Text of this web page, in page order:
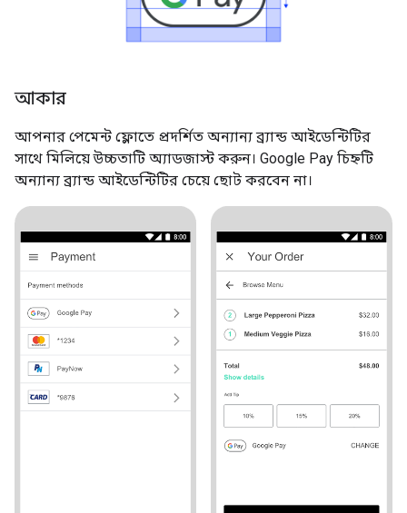
আকার
আপনার পেমেন্ট ফ্লোতে প্রদর্শিত অন্যান্য ব্র্যান্ড আইডেন্টিটির
সাথে মিলিয়ে উচ্চতাটি অ্যাডজাস্ট করুন। Google Pay চিহ্নটি
অন্যান্য ব্র্যান্ড আইডেন্টিটির চেয়ে ছোট করবেন না।